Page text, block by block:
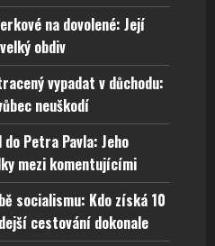
na dovolené: Její
obdiv
vypadat v důchodu:
neuškodí
Petra Pavla: Jeho
mezi komentujícími
socialismu: Kdo získá 10
cestování dokonale